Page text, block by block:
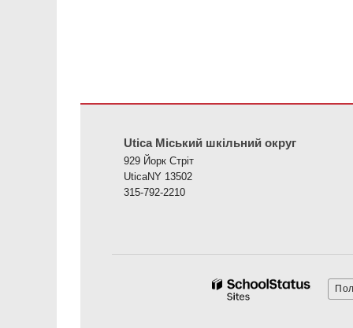
Utica Міський шкільний округ
929 Йорк Стріт
UticaNY 13502
315-792-2210